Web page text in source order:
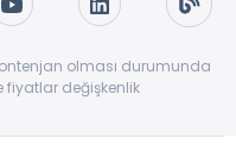
olması durumunda
fiyatlar değişkenlik